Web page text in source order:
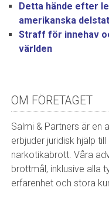
Detta hände efter
amerikanska
Straff för innehav
världen
OM FÖRETAGET
Salmi & Partners är en
erbjuder juridisk hjälp
narkotikabrott. Våra
brottmål, inklusive alla
erfarenhet och stora